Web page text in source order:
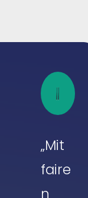
„Mit
faire
n